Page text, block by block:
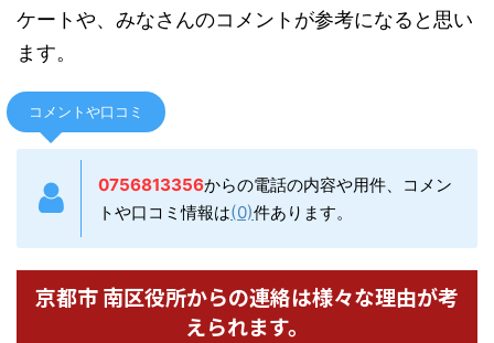
ケートや、みなさんのコメントが参考になると思い
ます。
コメントや口コミ
0756813356からの電話の内容や用件、コメン
トや口コミ情報は(0)件あります。
京都市 南区役所からの連絡は様々な理由が考
えられます。